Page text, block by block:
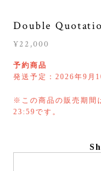
Double
¥22,000
予約商品
発送予定：2026年9月
※この商品の販売期間
23:59です。